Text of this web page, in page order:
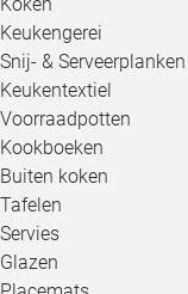
Keukengerei
Snij- & Serveerplanken
Keukentextiel
Voorraadpotten
Kookboeken
Buiten koken
Tafelen
Servies
Glazen